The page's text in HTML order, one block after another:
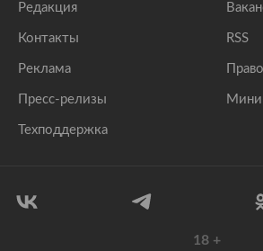
Редакция
Контакты
Реклама
Пресс-релизы
Техподдержка
RSS
18 +